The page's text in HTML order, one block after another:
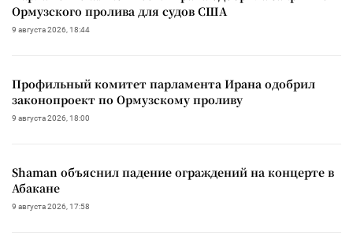
Ормузского пролива для судов США
9 августа 2026, 18:44
Профильный комитет парламента Ирана одобрил
законопроект по Ормузскому проливу
9 августа 2026, 18:00
Shaman объяснил падение ограждений на концерте в
Абакане
9 августа 2026, 17:58